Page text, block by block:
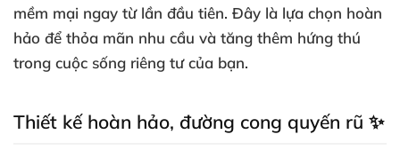
mềm mại ngay từ lần đầu tiên. Đây là lựa chọn hoàn
hảo để thỏa mãn nhu cầu và tăng thêm hứng thú
trong cuộc sống riêng tư của bạn.
Thiết kế hoàn hảo, đường cong quyến rũ ✨